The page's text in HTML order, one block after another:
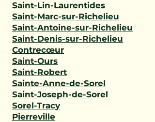
Saint-Lin-Laurentides
Saint-Marc-sur-Richelieu
Saint-Antoine-sur-Richelieu
Saint-Denis-sur-Richelieu
Contrecœur
Saint-Ours
Saint-Robert
Sainte-Anne-de-Sorel
Saint-Joseph-de-Sorel
Sorel-Tracy
Pierreville